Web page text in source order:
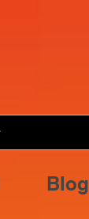
Blog